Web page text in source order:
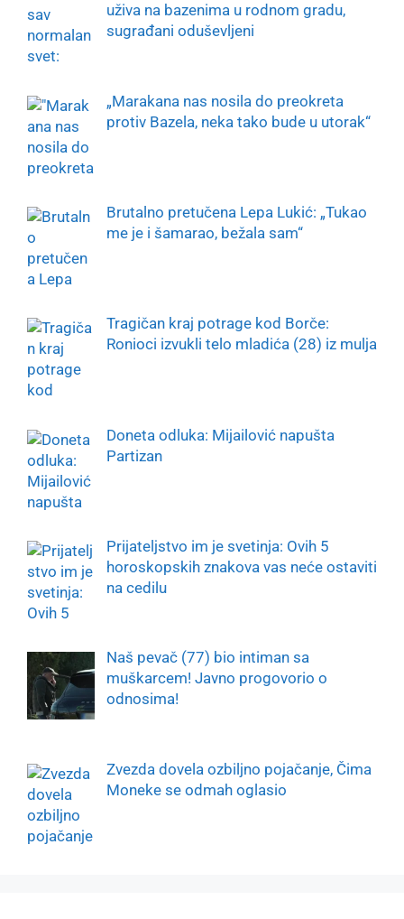
uživa na bazenima u rodnom gradu,
sugrađani oduševljeni
„Marakana nas nosila do preokreta
protiv Bazela, neka tako bude u utorak“
Brutalno pretučena Lepa Lukić: „Tukao
me je i šamarao, bežala sam“
Tragičan kraj potrage kod Borče:
Ronioci izvukli telo mladića (28) iz mulja
Doneta odluka: Mijailović napušta
Partizan
Prijateljstvo im je svetinja: Ovih 5
horoskopskih znakova vas neće ostaviti
na cedilu
Naš pevač (77) bio intiman sa
muškarcem! Javno progovorio o
odnosima!
Zvezda dovela ozbiljno pojačanje, Čima
Moneke se odmah oglasio